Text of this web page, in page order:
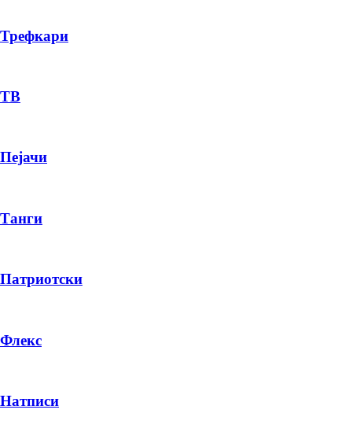
Трефкари
ТВ
Пејачи
Танги
Патриотски
Флекс
Натписи